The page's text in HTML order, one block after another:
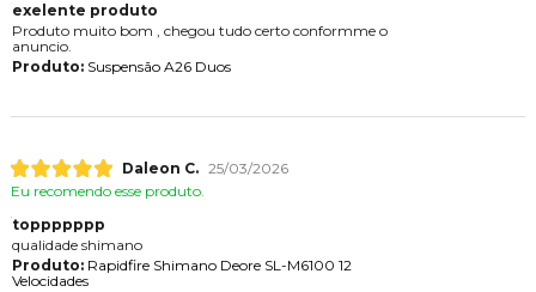
exelente produto
Produto muito bom , chegou tudo certo conformme o
anuncio.
Produto:Suspensão A26 Duos
Daleon C. 25/03/2026
Eu recomendo esse produto.
toppppppp
qualidade shimano
Produto:Rapidfire Shimano Deore SL-M6100 12
Velocidades